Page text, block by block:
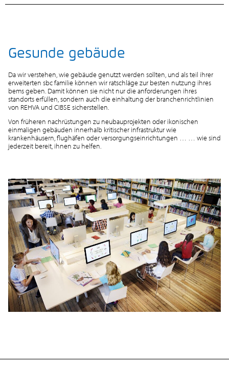
Gesunde gebäude
Da wir verstehen, wie gebäude genutzt werden sollten, und als teil ihrer
erweiterten sbc familie können wir ratschläge zur besten nutzung ihres
bems geben. Damit können sie nicht nur die anforderungen ihres
standorts erfüllen, sondern auch die einhaltung der branchenrichtlinien
von REHVA und CIBSE sicherstellen.
Von früheren nachrüstungen zu neubauprojekten oder ikonischen
einmaligen gebäuden innerhalb kritischer infrastruktur wie
krankenhäusern, flughäfen oder versorgungseinrichtungen … … wie sind
jederzeit bereit, ihnen zu helfen.